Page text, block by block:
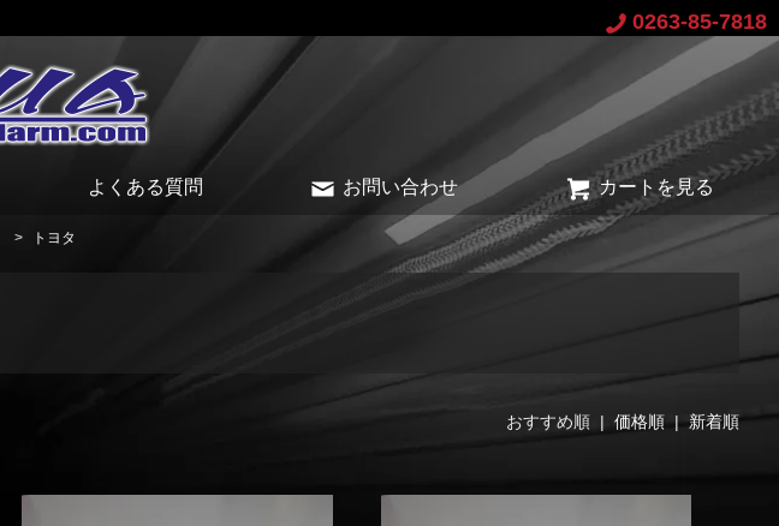
0263-85-7818
よくある質問 お問い合わせ カートを見る
> トヨタ
おすすめ順 | 価格順|新着順